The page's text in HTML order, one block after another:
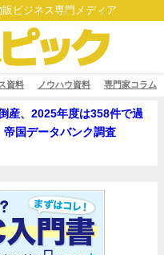
ビジネス専門メディア
資料 ノウハウ資料 専門家コラム
産、2025年度は358件で過
国データバンク調査